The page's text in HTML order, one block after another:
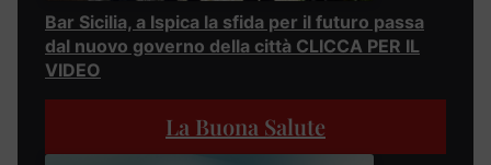
Bar Sicilia, a Ispica la sfida per il futuro passa
dal nuovo governo della città CLICCA PER IL
VIDEO
La Buona Salute